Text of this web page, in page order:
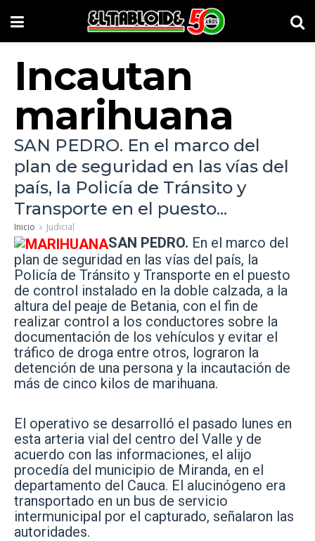
Incautan
marihuana
SAN PEDRO. En el marco del
plan de seguridad en las vías del
país, la Policía de Tránsito y
Transporte en el puesto...
Inicio Judicial
SAN PEDRO. En el marco del
plan de seguridad en las vías del país, la
Policía de Tránsito y Transporte en el puesto
de control instalado en la doble calzada, a la
altura del peaje de Betania, con el fin de
realizar control a los conductores sobre la
documentación de los vehículos y evitar el
tráfico de droga entre otros, lograron la
detención de una persona y la incautación de
más de cinco kilos de marihuana.
El operativo se desarrolló el pasado lunes en
esta arteria vial del centro del Valle y de
acuerdo con las informaciones, el alijo
procedía del municipio de Miranda, en el
departamento del Cauca. El alucinógeno era
transportado en un bus de servicio
intermunicipal por el capturado, señalaron las
autoridades.